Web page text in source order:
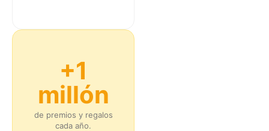
+1
millón
de premios y regalos
cada año.